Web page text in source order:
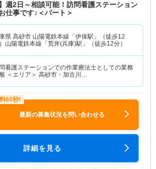
週2日～相談可能！訪問看護ステーション
仕事です♪＜パート＞
県 高砂市 山陽電鉄本線「伊保駅」（徒歩12
山陽電鉄本線「荒井(兵庫)駅」（徒歩12分）
看護ステーションでの作業療法士としての業務
＜エリア＞ 高砂市・加古川…
最新の募集状況を問い合わせる
詳細を見る